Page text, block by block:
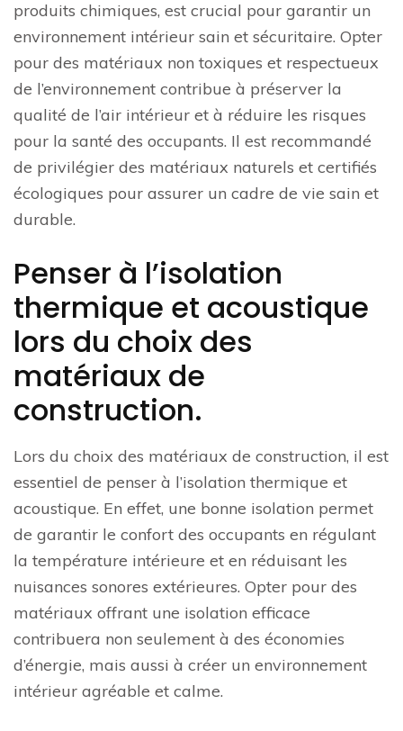
produits chimiques, est crucial pour garantir un
environnement intérieur sain et sécuritaire. Opter
pour des matériaux non toxiques et respectueux
de l’environnement contribue à préserver la
qualité de l’air intérieur et à réduire les risques
pour la santé des occupants. Il est recommandé
de privilégier des matériaux naturels et certifiés
écologiques pour assurer un cadre de vie sain et
durable.
Penser à l’isolation
thermique et acoustique
lors du choix des
matériaux de
construction.
Lors du choix des matériaux de construction, il est
essentiel de penser à l’isolation thermique et
acoustique. En effet, une bonne isolation permet
de garantir le confort des occupants en régulant
la température intérieure et en réduisant les
nuisances sonores extérieures. Opter pour des
matériaux offrant une isolation efficace
contribuera non seulement à des économies
d’énergie, mais aussi à créer un environnement
intérieur agréable et calme.